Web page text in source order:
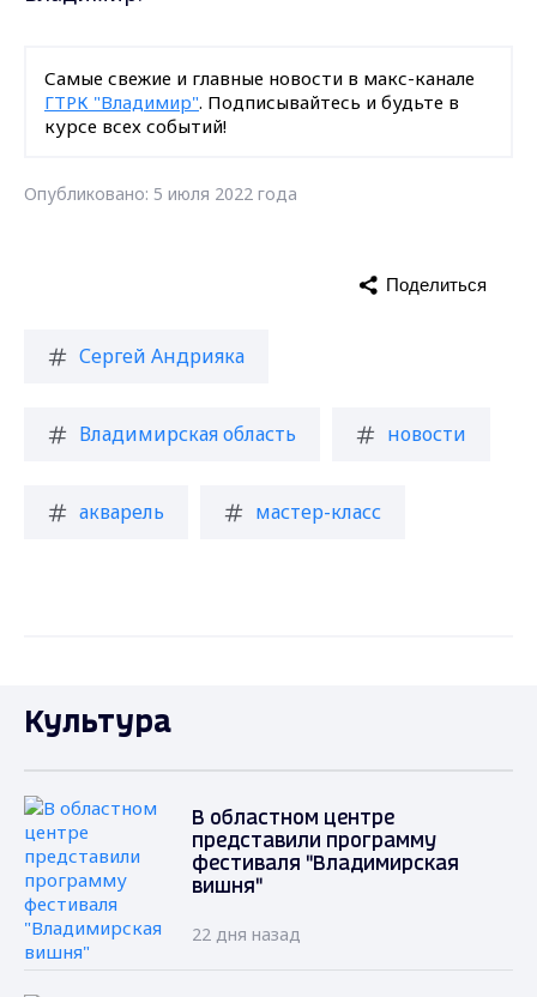
Самые свежие и главные новости в макс-канале
ГТРК "Владимир". Подписывайтесь и будьте в
курсе всех событий!
Опубликовано: 5 июля 2022 года
Сергей Андрияка
Владимирская область новости
акварель мастер-класс
Поделиться
Культура
В областном центре
представили программу
фестиваля "Владимирская
вишня"
22 дня назад